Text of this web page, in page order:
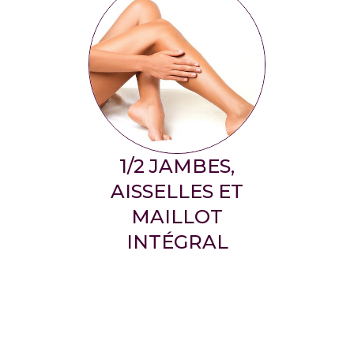
1/2 JAMBES,
AISSELLES ET
MAILLOT
INTÉGRAL